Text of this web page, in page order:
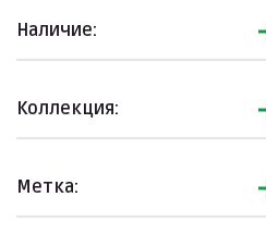
Наличие:
Коллекция:
Метка: